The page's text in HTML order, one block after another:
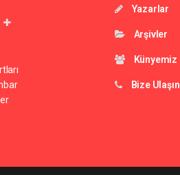
Yazarlar
Arşivler
Künyemiz
Bize Ulaşın